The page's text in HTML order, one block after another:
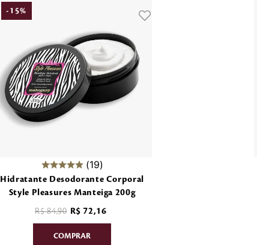
- 15%
19
Hidratante Desodorante Corporal
Style Pleasures Manteiga 200g
R$ 84,90 R$ 72,16